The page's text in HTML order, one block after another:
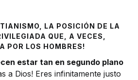
LA POSICIÓN DE LA
QUE, A VECES,
POR LOS HOMBRES!
estar tan en segundo plano
a Dios! Eres infinitamente justo